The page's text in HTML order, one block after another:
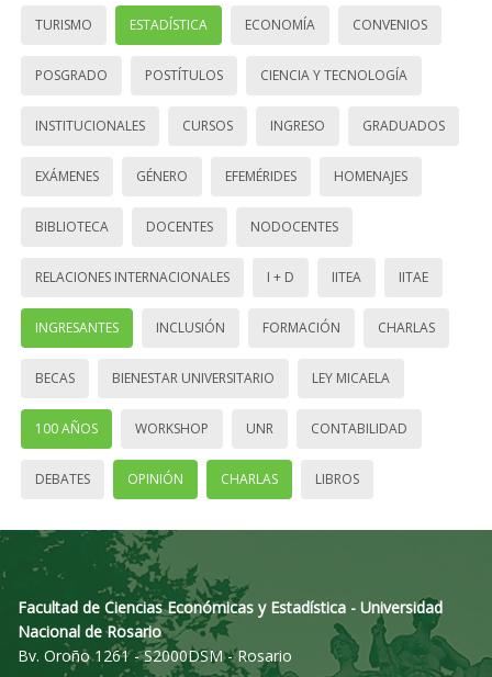
TURISMO ESTADÍSTICA ECONOMÍA CONVENIOS
POSGRADO POSTÍTULOS CIENCIA Y TECNOLOGÍA
INSTITUCIONALES CURSOS INGRESO GRADUADOS
EXÁMENES GÉNERO EFEMÉRIDES HOMENAJES
BIBLIOTECA DOCENTES NODOCENTES
RELACIONES INTERNACIONALES I + D IITEA IITAE
INGRESANTES INCLUSIÓN FORMACIÓN CHARLAS
BECAS BIENESTAR UNIVERSITARIO LEY MICAELA
100 AÑOS WORKSHOP UNR CONTABILIDAD
DEBATES OPINIÓN CHARLAS LIBROS
Facultad de Ciencias Económicas y Estadística - Universidad
Nacional de Rosario
Bv. Oroño 1261 - S2000DSM - Rosario